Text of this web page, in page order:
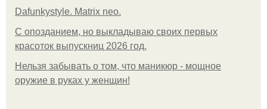
Dafunkystyle. Matrix neo.
С опозданием, но выкладываю своих первых
красоток выпускниц 2026 год.
Нельзя забывать о том, что маникюр - мощное
оружие в руках у женщин!